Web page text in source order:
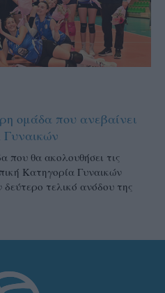
ομάδα που ανεβαίνει
θα ακολουθήσει τις
Κατηγορία Γυναικών
τελικό ανόδου της